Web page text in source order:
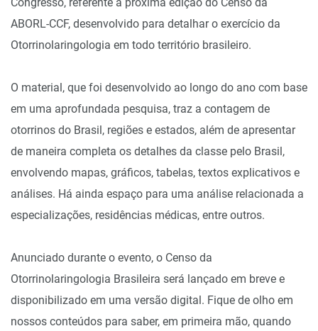
ABORL-CCF, desenvolvido para detalhar o exercício da
Otorrinolaringologia em todo território brasileiro.
O material, que foi desenvolvido ao longo do ano com base
em uma aprofundada pesquisa, traz a contagem de
otorrinos do Brasil, regiões e estados, além de apresentar
de maneira completa os detalhes da classe pelo Brasil,
envolvendo mapas, gráficos, tabelas, textos explicativos e
análises. Há ainda espaço para uma análise relacionada a
especializações, residências médicas, entre outros.
Anunciado durante o evento, o Censo da
Otorrinolaringologia Brasileira será lançado em breve e
disponibilizado em uma versão digital. Fique de olho em
nossos conteúdos para saber, em primeira mão, quando